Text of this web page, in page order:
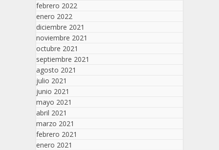
febrero 2022
enero 2022
diciembre 2021
noviembre 2021
octubre 2021
septiembre 2021
agosto 2021
julio 2021
junio 2021
mayo 2021
abril 2021
marzo 2021
febrero 2021
enero 2021